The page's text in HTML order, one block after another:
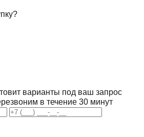
варианты под ваш запрос
в течение 30 минут